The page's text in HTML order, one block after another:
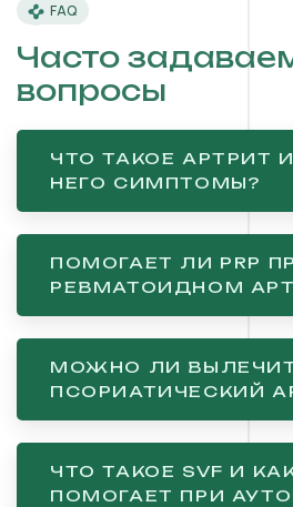
FAQ
Часто
вопросы
ЧТО ТАКОЕ АРТРИТ
НЕГО СИМПТОМЫ?
ПОМОГАЕТ ЛИ PRP
РЕВМАТОИДНОМ
МОЖНО ЛИ
ПСОРИАТИЧЕСКИЙ
ЧТО ТАКОЕ SVF И
ПОМОГАЕТ ПРИ